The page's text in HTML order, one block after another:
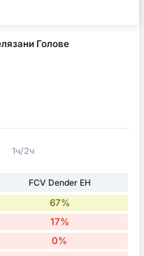
Голове
1ч/2ч
FCV Dender EH
67%
17%
0%